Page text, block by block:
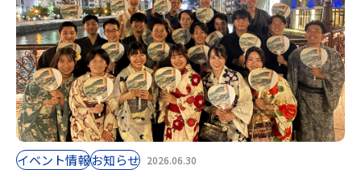
イベント情報お知らせ 2026.06.30